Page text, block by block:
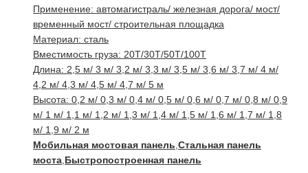
Применение: автомагистраль/ железная дорога/ мост/
временный мост/ строительная площадка
Материал: сталь
Вместимость груза: 20T/30T/50T/100T
Длина: 2,5 м/ 3 м/ 3,2 м/ 3,3 м/ 3,5 м/ 3,6 м/ 3,7 м/ 4 м/
4,2 м/ 4,3 м/ 4,5 м/ 4,7 м/ 5 м
Высота: 0,2 м/ 0,3 м/ 0,4 м/ 0,5 м/ 0,6 м/ 0,7 м/ 0,8 м/ 0,9
м/ 1 м/ 1,1 м/ 1,2 м/ 1,3 м/ 1,4 м/ 1,5 м/ 1,6 м/ 1,7 м/ 1,8
м/ 1,9 м/ 2 м
Мобильная мостовая панель Стальная панель
моста Быстропостроенная панель